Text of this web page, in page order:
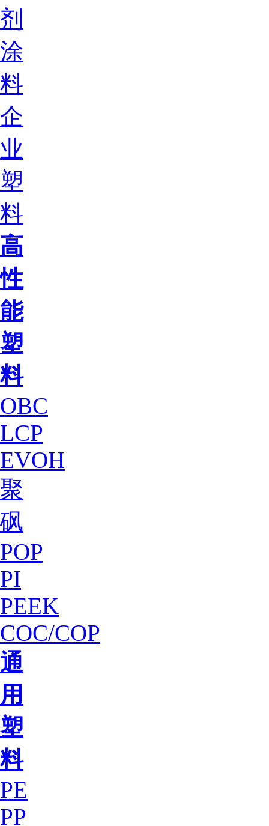
剂
涂
料
企
业
塑
料
高
性
能
塑
料
OBC
LCP
EVOH
聚
砜
POP
PI
PEEK
COC/COP
通
用
塑
料
PE
PP